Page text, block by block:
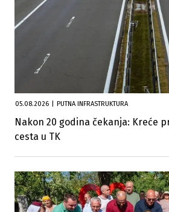
05.08.2026 PUTNA INFRASTRUKTURA
Nakon 20 godina čekanja: Kreće
cesta u TK